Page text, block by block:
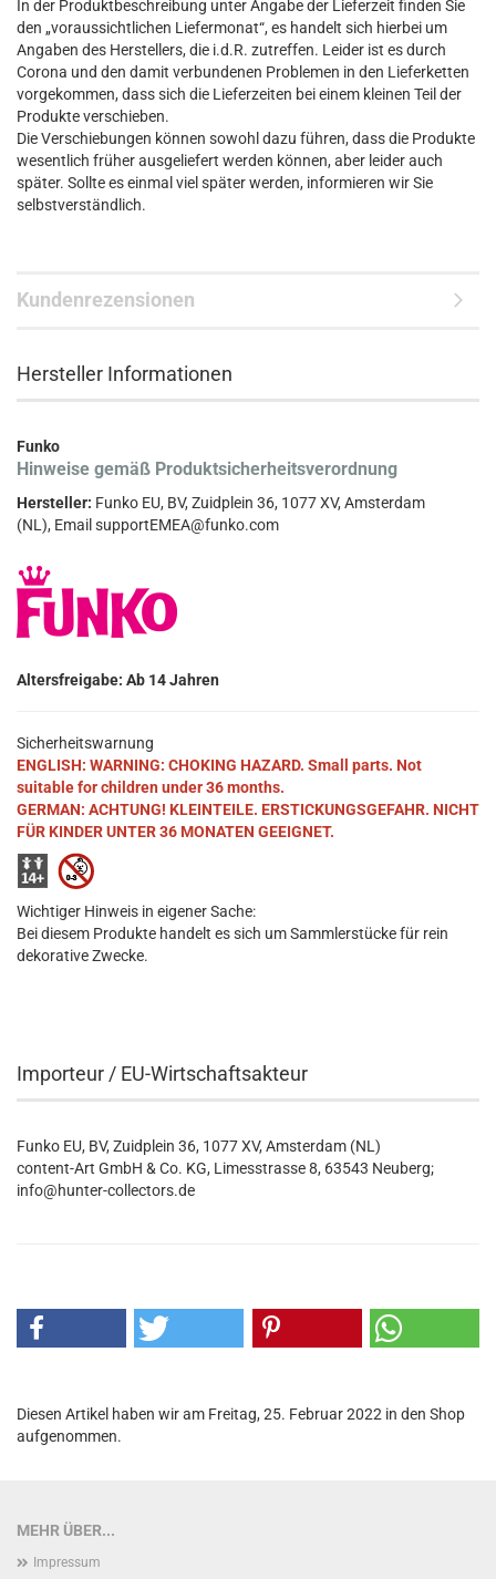
In der Produktbeschreibung unter Angabe der Lieferzeit finden Sie
den „voraussichtlichen Liefermonat“, es handelt sich hierbei um
Angaben des Herstellers, die i.d.R. zutreffen. Leider ist es durch
Corona und den damit verbundenen Problemen in den Lieferketten
vorgekommen, dass sich die Lieferzeiten bei einem kleinen Teil der
Produkte verschieben.
Die Verschiebungen können sowohl dazu führen, dass die Produkte
wesentlich früher ausgeliefert werden können, aber leider auch
später. Sollte es einmal viel später werden, informieren wir Sie
selbstverständlich.
Kundenrezensionen
Hersteller Informationen
Funko
Hinweise gemäß Produktsicherheitsverordnung
Hersteller: Funko EU, BV, Zuidplein 36, 1077 XV, Amsterdam
(NL), Email supportEMEA@funko.com
Altersfreigabe: Ab 14 Jahren
Sicherheitswarnung
ENGLISH: WARNING: CHOKING HAZARD. Small parts. Not
suitable for children under 36 months.
GERMAN: ACHTUNG! KLEINTEILE. ERSTICKUNGSGEFAHR. NICHT
FÜR KINDER UNTER 36 MONATEN GEEIGNET.
Wichtiger Hinweis in eigener Sache:
Bei diesem Produkte handelt es sich um Sammlerstücke für rein
dekorative Zwecke.
Importeur / EU-Wirtschaftsakteur
Funko EU, BV, Zuidplein 36, 1077 XV, Amsterdam (NL)
content-Art GmbH & Co. KG, Limesstrasse 8, 63543 Neuberg;
info@hunter-collectors.de
Diesen Artikel haben wir am Freitag, 25. Februar 2022 in den Shop
aufgenommen.
MEHR ÜBER...
Impressum